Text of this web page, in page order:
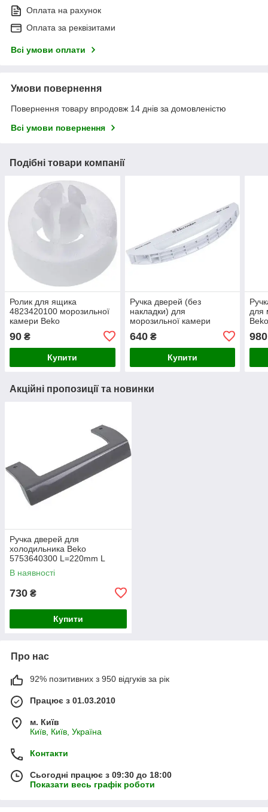
Оплата на рахунок
Оплата за реквізитами
Всі умови оплати
Умови повернення
Повернення товару впродовж 14 днів за домовленістю
Всі умови повернення
Подібні товари компанії
Ролик для ящика
4823420100 морозильної
камери Beko
90 ₴
Купити
Ручка дверей (без
накладки) для
морозильної камери
640₴
Купити
для
980
Акційні пропозиції та новинки
Ручка дверей для
холодильника Beko
5753640300 L=220mm L
кріплень=192mm
В наявності
730 ₴
Купити
Про нас
92% позитивних з 950 відгуків за рік
Працює з 01.03.2010
м. Київ
Київ, Київ, Україна
Контакти
Сьогодні працює з 09:30 до 18:00
Показати весь графік роботи